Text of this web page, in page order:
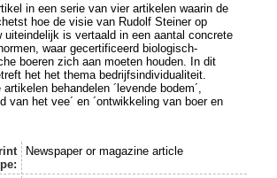
in een serie van vier artikelen waarin de
hoe de visie van Rudolf Steiner op
uiteindelijk is vertaald in een aantal concrete
waar gecertificeerd biologisch-
boeren zich aan moeten houden. In dit
het het thema bedrijfsindividualiteit.
artikelen behandelen ´levende bodem´,
van het vee´ en ´ontwikkeling van boer en
Newspaper or magazine article